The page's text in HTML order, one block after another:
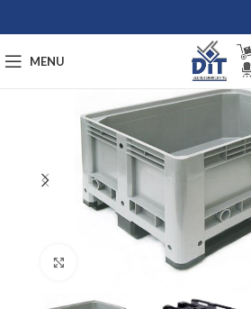
MENU
Afbeelding vergroten